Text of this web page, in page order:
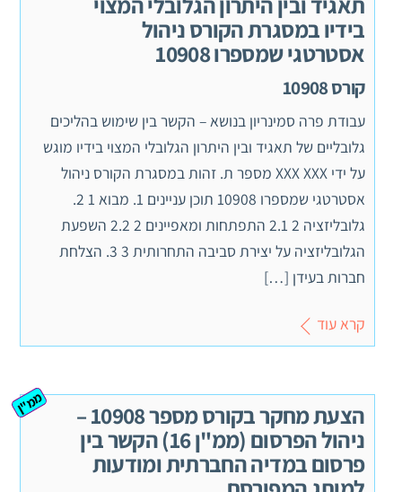
בידיו במסגרת הקורס ניהול
אסטרטגי שמספרו 10908
קורס 10908
עבודת פרה סמינריון בנושא – הקשר בין שימוש בהליכים
גלובליים של תאגיד ובין היתרון הגלובלי המצוי בידיו מוגש
על ידי XXX XXX מספר ת. זהות במסגרת הקורס ניהול
אסטרטגי שמספרו 10908 תוכן עניינים 1. מבוא 1 2.
גלובליזציה 2 2.1 התפתחות ומאפיינים 2 2.2 השפעת
הגלובליזציה על יצירת סביבה התחרותית 3 3. הצלחת
חברות בעידן […]
קרא עוד
הצעת מחקר בקורס מספר 10908 –
ניהול הפרסום (ממ"ן 16) הקשר בין
פרסום במדיה החברתית ומודעות
ממ"ן